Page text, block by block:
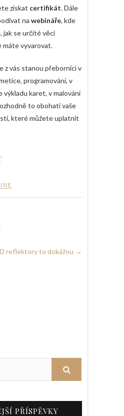
získat certifikát. Dále
na webináře, kde
jak se určité věci
máte vyvarovat.
z vás stanou přeborníci v
programování, v
výkladu karet, v malování
to obohatí vaše
které můžete uplatnit
reflektory to dokážou →
PŘÍSPĚVKY